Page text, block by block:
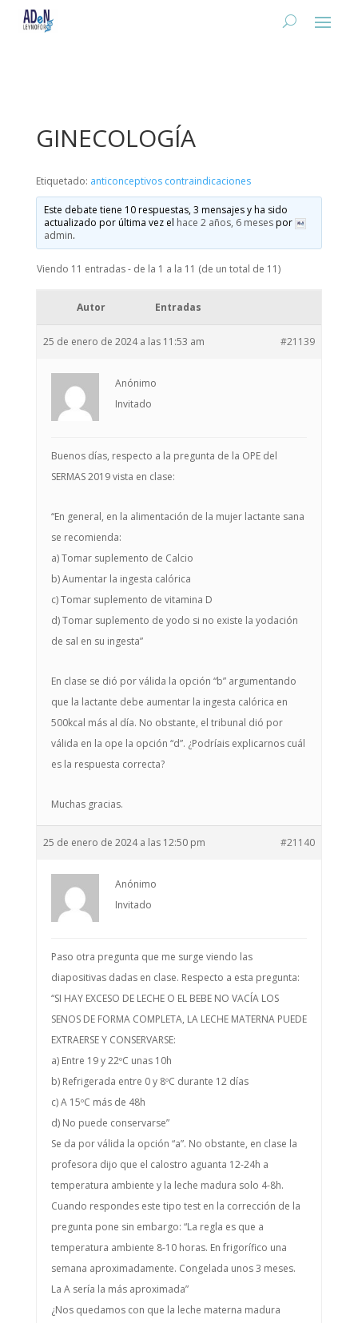
GINECOLOGÍA
Etiquetado: anticonceptivos contraindicaciones
Este debate tiene 10 respuestas, 3 mensajes y ha sido
actualizado por última vez el hace 2 años, 6 mesespor
admin.
Viendo 11 entradas - de la 1 a la 11 (de un total de 11)
Autor Entradas
25 de enero de 2024 a las 11:53 am #21139
Anónimo
Invitado
Buenos días, respecto a la pregunta de la OPE del
SERMAS 2019 vista en clase:
“En general, en la alimentación de la mujer lactante sana
se recomienda:
a) Tomar suplemento de Calcio
b) Aumentar la ingesta calórica
c) Tomar suplemento de vitamina D
d) Tomar suplemento de yodo si no existe la yodación
de sal en su ingesta”
En clase se dió por válida la opción “b” argumentando
que la lactante debe aumentar la ingesta calórica en
500kcal más al día. No obstante, el tribunal dió por
válida en la ope la opción “d”. ¿Podríais explicarnos cuál
es la respuesta correcta?
Muchas gracias.
25 de enero de 2024 a las 12:50 pm #21140
Anónimo
Invitado
Paso otra pregunta que me surge viendo las
diapositivas dadas en clase. Respecto a esta pregunta:
“SI HAY EXCESO DE LECHE O EL BEBE NO VACÍA LOS
SENOS DE FORMA COMPLETA, LA LECHE MATERNA PUEDE
EXTRAERSE Y CONSERVARSE:
a) Entre 19 y 22ºC unas 10h
b) Refrigerada entre 0 y 8ºC durante 12 días
c) A 15ºC más de 48h
d) No puede conservarse”
Se da por válida la opción “a”. No obstante, en clase la
profesora dijo que el calostro aguanta 12-24h a
temperatura ambiente y la leche madura solo 4-8h.
Cuando respondes este tipo test en la corrección de la
pregunta pone sin embargo: “La regla es que a
temperatura ambiente 8-10 horas. En frigorífico una
semana aproximadamente. Congelada unos 3 meses.
La A sería la más aproximada”
¿Nos quedamos con que la leche materna madura